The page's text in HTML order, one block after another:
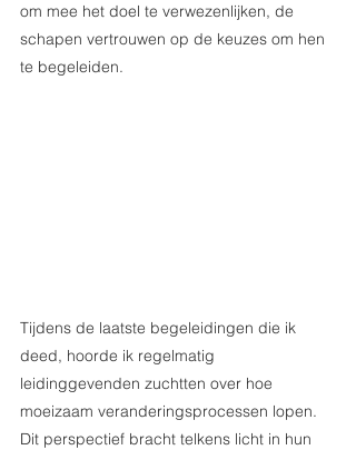
om mee het doel te verwezenlijken, de
schapen vertrouwen op de keuzes om hen
te begeleiden.
Tijdens de laatste begeleidingen die ik
deed, hoorde ik regelmatig
leidinggevenden zuchtten over hoe
moeizaam veranderingsprocessen lopen.
Dit perspectief bracht telkens licht in hun